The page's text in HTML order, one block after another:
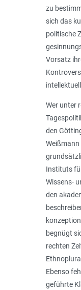
zu
sich das
politische
Vorsatz
Wer unter
den
Weißmann
Instituts
Wissens-
den
begnügt
rechten
Ebenso
geführte